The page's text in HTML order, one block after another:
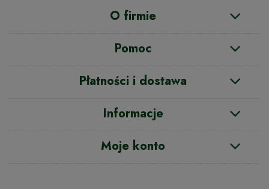
O firmie
Pomoc
Płatności i dostawa
Informacje
Moje konto